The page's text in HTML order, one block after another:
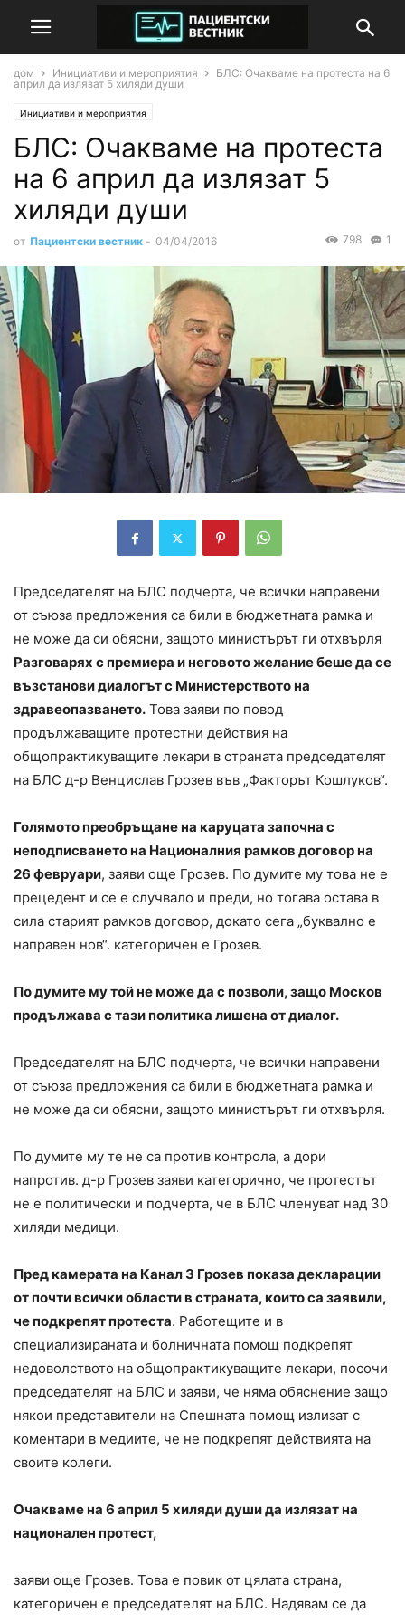
дом Инициативи и мероприятия
БЛС: Очакваме на протеста на 6
април да излязат 5 хиляди души
Инициативи и мероприятия
БЛС: Очакваме на протеста
на 6 април да излязат 5
хиляди души
от Пациентски вестник - 04/04/2016 1
798
Председателят на БЛС подчерта, че всички направени
от съюза предложения са били в бюджетната рамка и
не може да си обясни, защото министърът ги отхвърля
Разговарях с премиера и неговото желание беше да се
възстанови диалогът с Министерството на
здравеопазването. Това заяви по повод
продължаващите протестни действия на
общопрактикуващите лекари в страната председателят
на БЛС д-р Венцислав Грозев във „Факторът Кошлуков“.
Голямото преобръщане на каруцата започна с
неподписването на Националния рамков договор на
26 февруари, заяви още Грозев. По думите му това не е
прецедент и се е случвало и преди, но тогава остава в
сила старият рамков договор, докато сега „буквално е
направен нов“. категоричен е Грозев.
По думите му той не може да с позволи, защо Москов
продължава с тази политика лишена от диалог.
Председателят на БЛС подчерта, че всички направени
от съюза предложения са били в бюджетната рамка и
не може да си обясни, защото министърът ги отхвърля.
По думите му те не са против контрола, а дори
напротив. д-р Грозев заяви категорично, че протестът
не е политически и подчерта, че в БЛС членуват над 30
хиляди медици.
Пред камерата на Канал 3 Грозев показа декларации
от почти всички области в страната, които са заявили,
че подкрепят протеста. Работещите и в
специализираната и болничната помощ подкрепят
недоволството на общопрактикуващите лекари, посочи
председателят на БЛС и заяви, че няма обяснение защо
някои представители на Спешната помощ излизат с
коментари в медиите, че не подкрепят действията на
своите колеги.
Очакваме на 6 април 5 хиляди души да излязат на
национален протест,
заяви още Грозев. Това е повик от цялата страна,
категоричен е председателят на БЛС. Надявам се да